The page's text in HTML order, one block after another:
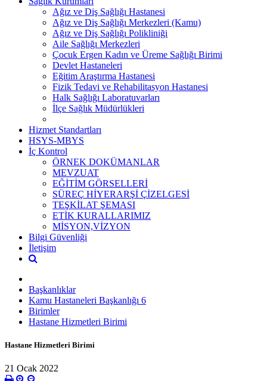
Ağız ve Diş Sağlığı Hastanesi
Ağız ve Diş Sağlığı Merkezleri (Kamu)
Ağız ve Diş Sağlığı Polikliniği
Aile Sağlığı Merkezleri
Çocuk Ergen Kadın ve Üreme Sağlığı Birimi
Devlet Hastaneleri
Eğitim Araştırma Hastanesi
Fizik Tedavi ve Rehabilitasyon Hastanesi
Halk Sağlığı Laboratuvarları
İlçe Sağlık Müdürlükleri
Hizmet Standartları
HSYS-MBYS
İç Kontrol
ÖRNEK DOKÜMANLAR
MEVZUAT
EĞİTİM GÖRSELLERİ
SÜREÇ HİYERARŞİ ÇİZELGESİ
TEŞKİLAT ŞEMASI
ETİK KURALLARIMIZ
MİSYON,VİZYON
Bilgi Güvenliği
İletişim
Başkanlıklar
Kamu Hastaneleri Başkanlığı 6
Birimler
Hastane Hizmetleri Birimi
Hastane Hizmetleri Birimi
21 Ocak 2022